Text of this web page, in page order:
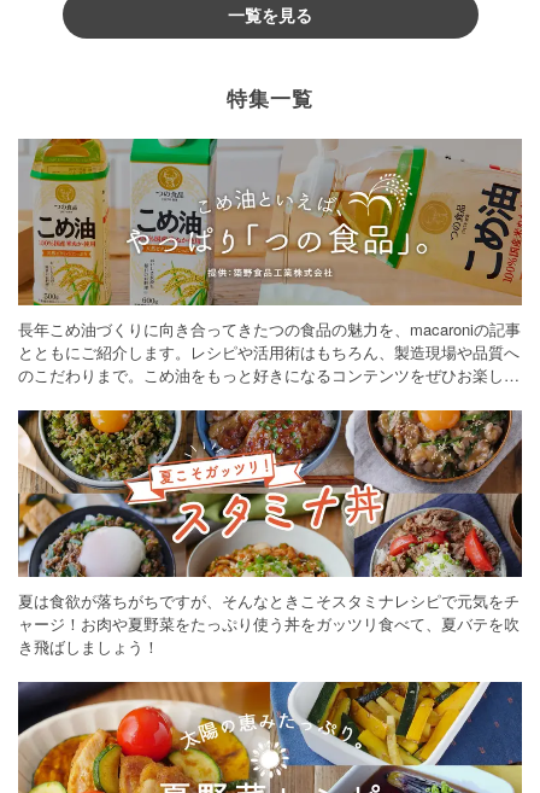
一覧を見る
特集一覧
長年こめ油づくりに向き合ってきたつの食品の魅力を、macaroniの記事
とともにご紹介します。レシピや活用術はもちろん、製造現場や品質へ
のこだわりまで。こめ油をもっと好きになるコンテンツをぜひお楽しみ
夏は食欲が落ちがちですが、そんなときこそスタミナレシピで元気をチ
ャージ！お肉や夏野菜をたっぷり使う丼をガッツリ食べて、夏バテを吹
き飛ばしましょう！